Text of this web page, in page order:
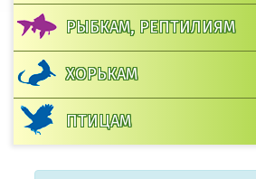
РЫБКАМ, РЕПТИЛИЯМ
ХОРЬКАМ
ПТИЦАМ